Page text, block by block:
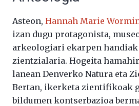
Asteon, Hannah Marie
izan dugu protagonista,
arkeologiari ekarpen
zientzialaria. Hogeita
lanean Denverko Natura eta
Bertan, ikerketa zientifikoak
bildumen kontserbazioa